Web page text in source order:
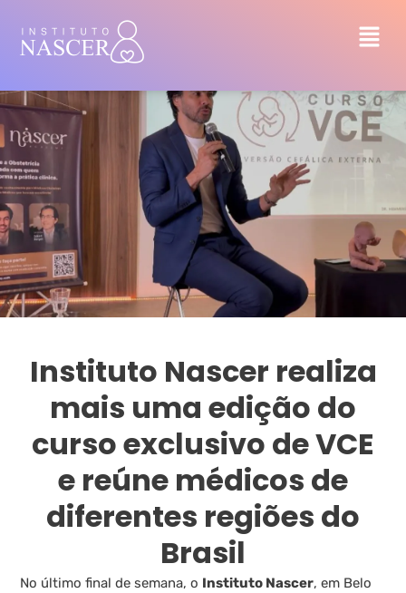
Instituto Nascer realiza
mais uma edição do
curso exclusivo de VCE
e reúne médicos de
diferentes regiões do
Brasil
No último final de semana, o Instituto Nascer, em Belo